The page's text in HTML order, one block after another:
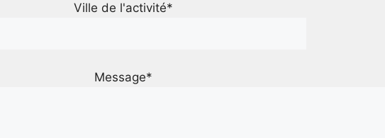
Ville de l'activité*
Message*